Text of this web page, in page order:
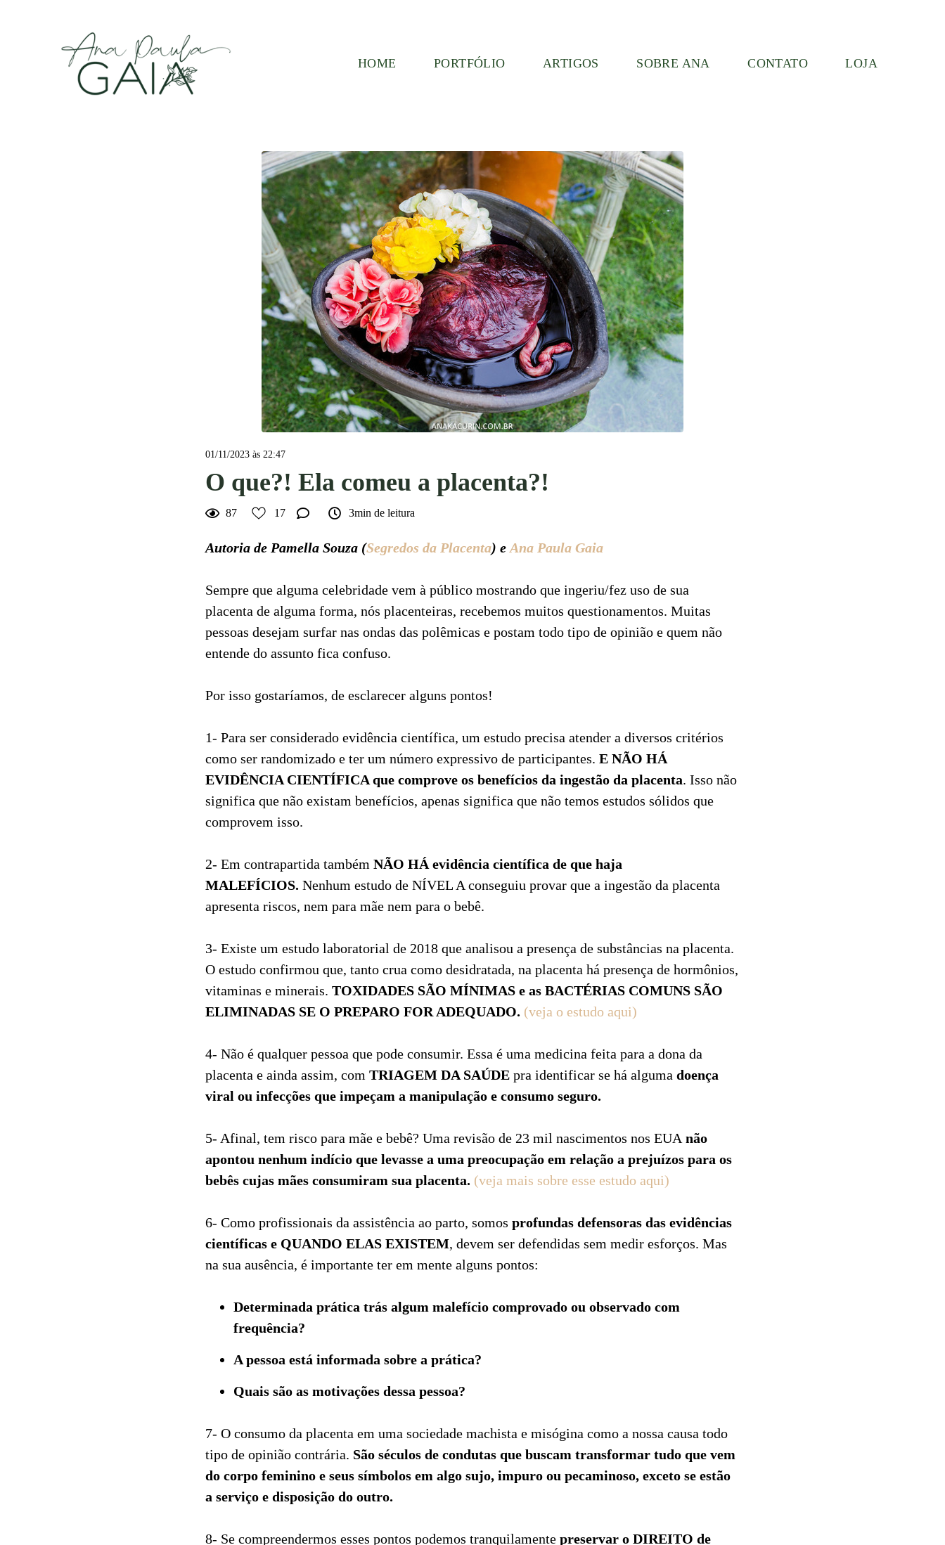
HOME PORTFÓLIO ARTIGOS SOBRE ANA CONTATO LOJA
01/11/2023 às 22:47
O que?! Ela comeu a placenta?!
87 17 3min de leitura
Autoria de Pamella Souza (Segredos da Placenta) e Ana Paula Gaia
Sempre que alguma celebridade vem à público mostrando que ingeriu/fez uso de sua
placenta de alguma forma, nós placenteiras, recebemos muitos questionamentos. Muitas
pessoas desejam surfar nas ondas das polêmicas e postam todo tipo de opinião e quem não
entende do assunto fica confuso.
Por isso gostaríamos, de esclarecer alguns pontos!
1- Para ser considerado evidência científica, um estudo precisa atender a diversos critérios
como ser randomizado e ter um número expressivo de participantes. E NÃO HÁ
EVIDÊNCIA CIENTÍFICA que comprove os benefícios da ingestão da placenta. Isso não
significa que não existam benefícios, apenas significa que não temos estudos sólidos que
comprovem isso.
2- Em contrapartida também NÃO HÁ evidência científica de que haja
MALEFÍCIOS. Nenhum estudo de NÍVEL A conseguiu provar que a ingestão da placenta
apresenta riscos, nem para mãe nem para o bebê.
3- Existe um estudo laboratorial de 2018 que analisou a presença de substâncias na placenta.
O estudo confirmou que, tanto crua como desidratada, na placenta há presença de hormônios,
vitaminas e minerais. TOXIDADES SÃO MÍNIMAS e as BACTÉRIAS COMUNS SÃO
ELIMINADAS SE O PREPARO FOR ADEQUADO. (veja o estudo aqui)
4- Não é qualquer pessoa que pode consumir. Essa é uma medicina feita para a dona da
placenta e ainda assim, com TRIAGEM DA SAÚDE pra identificar se há alguma doença
viral ou infecções que impeçam a manipulação e consumo seguro.
5- Afinal, tem risco para mãe e bebê? Uma revisão de 23 mil nascimentos nos EUA não
apontou nenhum indício que levasse a uma preocupação em relação a prejuízos para os
bebês cujas mães consumiram sua placenta. (veja mais sobre esse estudo aqui)
6- Como profissionais da assistência ao parto, somos profundas defensoras das evidências
científicas e QUANDO ELAS EXISTEM, devem ser defendidas sem medir esforços. Mas
na sua ausência, é importante ter em mente alguns pontos:
Determinada prática trás algum malefício comprovado ou observado com
frequência?
A pessoa está informada sobre a prática?
Quais são as motivações dessa pessoa?
7- O consumo da placenta em uma sociedade machista e misógina como a nossa causa todo
tipo de opinião contrária. São séculos de condutas que buscam transformar tudo que vem
do corpo feminino e seus símbolos em algo sujo, impuro ou pecaminoso, exceto se estão
a serviço e disposição do outro.
8- Se compreendermos esses pontos podemos tranquilamente preservar o DIREITO de